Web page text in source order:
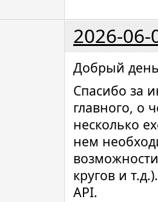
2026-06-
Добрый
Спасибо за
главного, о
несколько
нем
кругов и
API.